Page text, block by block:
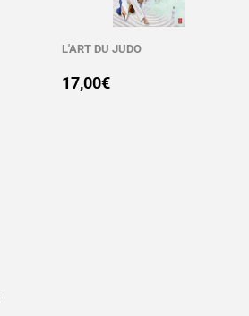
L'ART DU JUDO
PRIX
17,00€